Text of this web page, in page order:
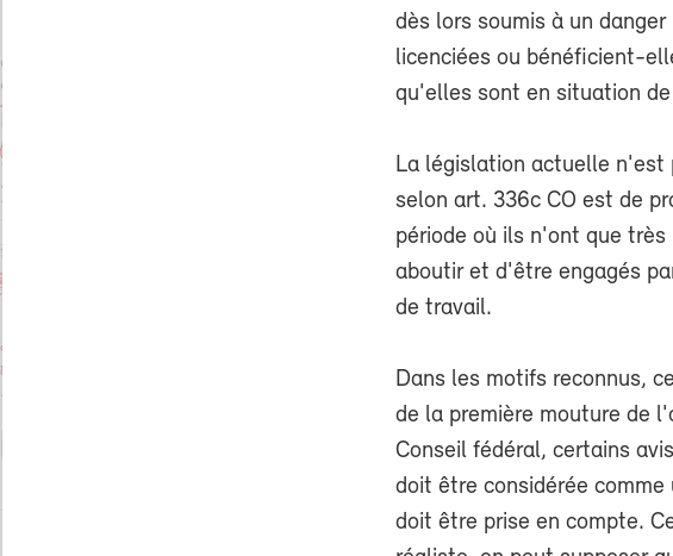
dès lors soumis à un
licenciées ou bénéficient-
qu'elles sont en situation de
La législation actuelle n'est
selon art. 336c CO est de
période où ils n'ont que très
aboutir et d'être engagés
de travail.
Dans les motifs reconnus,
de la première mouture de
Conseil fédéral, certains
doit être considérée
doit être prise en compte.